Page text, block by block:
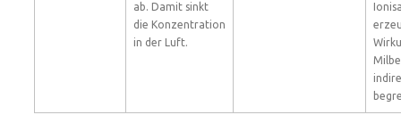
ab. Damit sinkt
die Konzentration
in der Luft.